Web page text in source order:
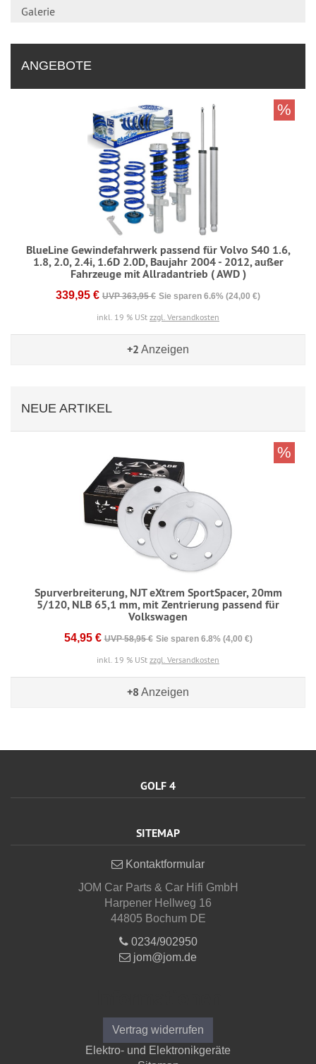
Galerie
ANGEBOTE
BlueLine Gewindefahrwerk passend für Volvo S40 1.6,
1.8, 2.0, 2.4i, 1.6D 2.0D, Baujahr 2004 - 2012, außer
Fahrzeuge mit Allradantrieb ( AWD )
339,95 € UVP 363,95 € Sie sparen 6.6% (24,00 €)
inkl. 19 % USt zzgl. Versandkosten
%
+2 Anzeigen
NEUE ARTIKEL
Spurverbreiterung, NJT eXtrem SportSpacer, 20mm
5/120, NLB 65,1 mm, mit Zentrierung passend für
Volkswagen
54,95 € UVP 58,95 € Sie sparen 6.8% (4,00 €)
inkl. 19 % USt zzgl. Versandkosten
%
+8 Anzeigen
GOLF 4
SITEMAP
Kontaktformular
JOM Car Parts & Car Hifi GmbH
Harpener Hellweg 16
44805 Bochum DE
0234/902950
jom@jom.de
Vertrag widerrufen
Elektro- und Elektronikgeräte